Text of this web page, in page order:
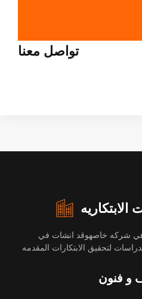
تواصل معنا
الابتكاريه
هي شركه خاصهوقد انشات في
و فنون